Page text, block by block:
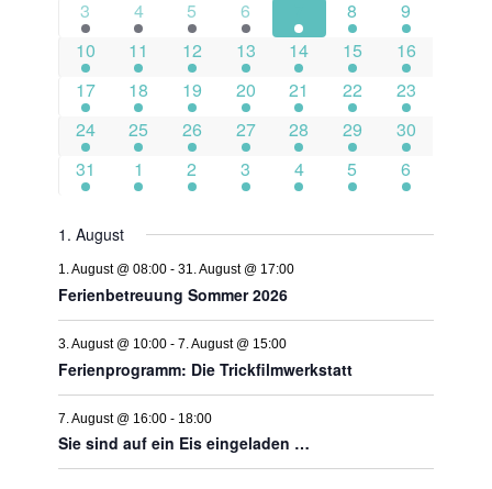
2
Veranstaltungen
3
4
Veranstaltungen
4
5
Veranstaltungen
5
3
Veranstaltungen
6
Veranstaltungen
2
Veranstaltungen
8
1
9
1
Veranstaltung
10
3
Veranstaltungen
11
3
Veranstaltungen
12
4
Veranstaltungen
13
1
Veranstaltung
14
2
Veranstaltungen
15
2
16
2
Veranstaltungen
17
2
Veranstaltungen
18
4
Veranstaltungen
19
4
Veranstaltungen
20
4
Veranstaltungen
21
4
Veranstaltungen
22
3
23
2
Veranstaltungen
24
2
Veranstaltungen
25
3
Veranstaltungen
26
4
Veranstaltungen
27
2
Veranstaltungen
28
4
Veranstaltungen
29
1
30
1
Veranstaltung
31
1
Veranstaltung
1
1
Veranstaltung
2
1
Veranstaltung
3
2
Veranstaltungen
4
5
Veranstaltungen
5
5
6
1. August
1. August @ 08:00 -31. August @ 17:00
Ferienbetreuung Sommer 2026
3. August @ 10:00 -7. August @ 15:00
Ferienprogramm: Die Trickfilmwerkstatt
7. August @ 16:00 - 18:00
Sie sind auf ein Eis eingeladen …